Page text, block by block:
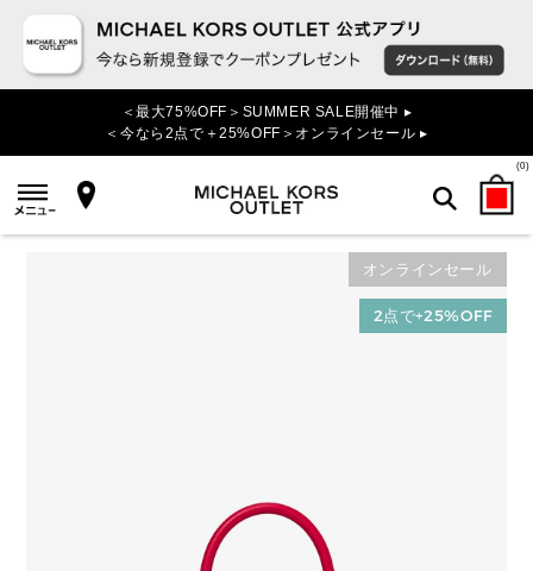
＜最大75%OFF＞SUMMER SALE開催中 ▸
＜今なら2点で＋25%OFF＞オンラインセール ▸
(0)
検索
オンラインセール
2点で+25%OFF